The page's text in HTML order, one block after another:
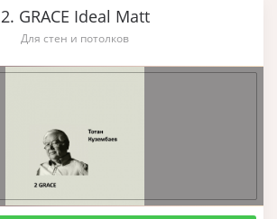
2. GRACE Ideal Matt
Для стен и потолков